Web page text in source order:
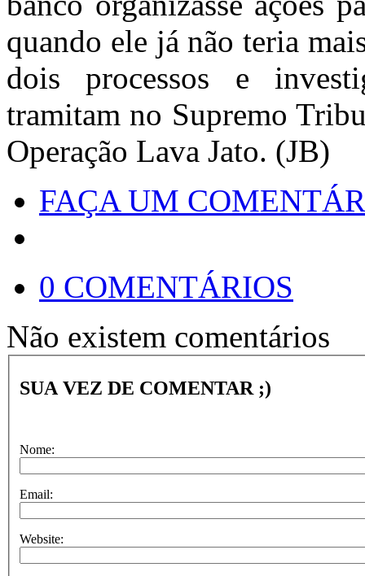
quando ele já não teria
dois processos e
tramitam no Supremo
Operação Lava Jato. (JB)
FAÇA UM
0 COMENTÁRIOS
Não existem comentários
SUA VEZ DE COMENTAR ;)
Nome:
Email:
Website: